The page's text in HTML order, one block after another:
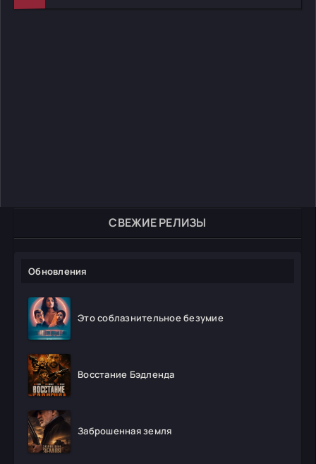
СВЕЖИЕ РЕЛИЗЫ
Обновления
Это соблазнительное безумие
Восстание Бэдленда
Заброшенная земля